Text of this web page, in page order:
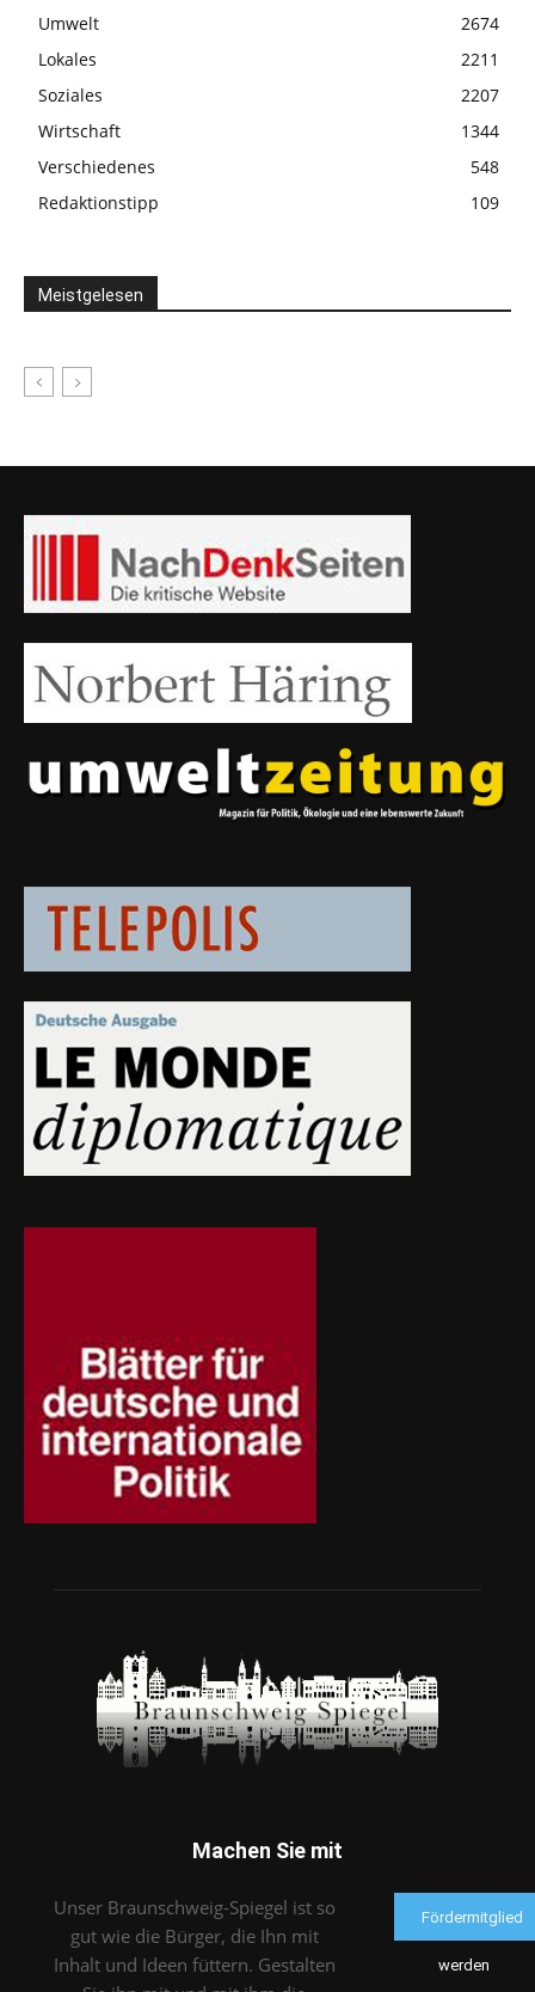
Umwelt
2674
Lokales
2211
Soziales
2207
Wirtschaft
1344
Verschiedenes
548
Redaktionstipp
109
Meistgelesen
Machen Sie mit
Unser Braunschweig-Spiegel ist so
gut wie die Bürger, die Ihn mit
Inhalt und Ideen füttern. Gestalten
Fördermitglied
werden